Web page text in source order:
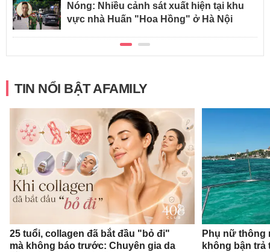
Nóng: Nhiều cảnh sát xuất hiện tại khu
vực nhà Huấn "Hoa Hồng" ở Hà Nội
TIN NỔI BẬT AFAMILY
25 tuổi, collagen đã bắt đầu "bỏ đi"
mà không báo trước: Chuyên gia da
Phụ nữ thông
không bận